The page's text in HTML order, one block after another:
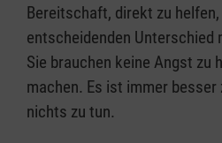
Bereitschaft, direkt zu helfen,
entscheidenden Unterschied
Sie brauchen keine Angst zu
machen. Es ist immer besser
nichts zu tun.